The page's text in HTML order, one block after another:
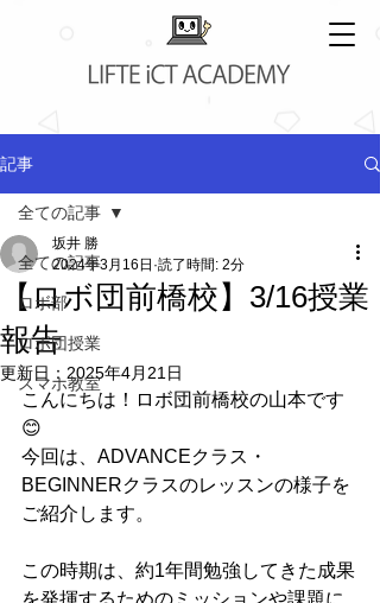
記事
全ての記事
ロボ部
ロボ団授業
スマホ教室
全ての記事
【ロボ団前橋校】3/16授業
報告
坂井 勝
2024年3月16日 読了時間: 2分
更新日： 2025年4月21日
こんにちは！ロボ団前橋校の山本です
😊
今回は、ADVANCEクラス・
BEGINNERクラスのレッスンの様子を
ご紹介します。
この時期は、約1年間勉強してきた成果
を発揮するためのミッションや課題に